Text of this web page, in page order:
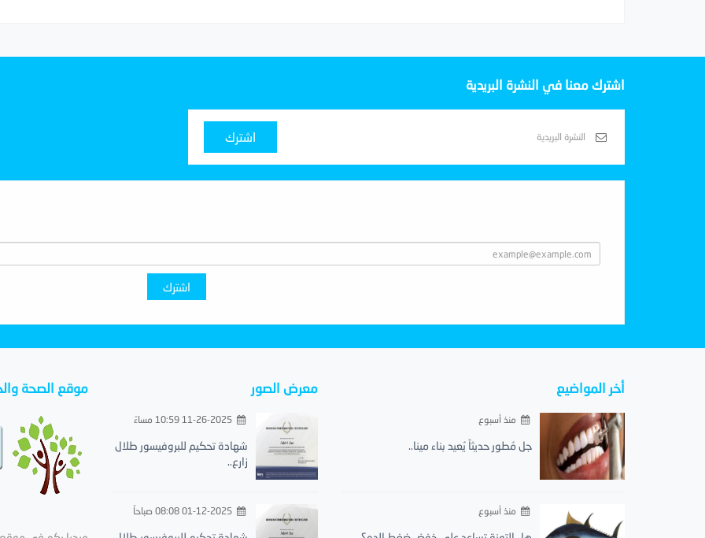
اشترك معنا في النشرة البريدية
اشترك
اشترك
أخر المواضيع
منذ أسبوع
جل مُطور حديثاً يُعيد بناء مينا..
منذ أسبوع
معرض الصور
شهادة تحكيم للبروفيسور طلال
زارع..
موقع الصحة